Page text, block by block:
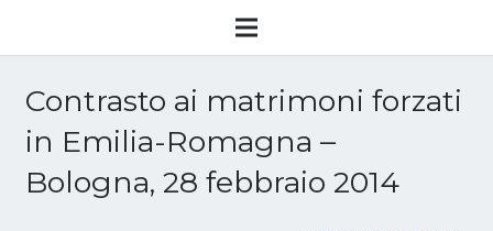
Contrasto ai matrimoni forzati
in Emilia-Romagna –
Bologna, 28 febbraio 2014